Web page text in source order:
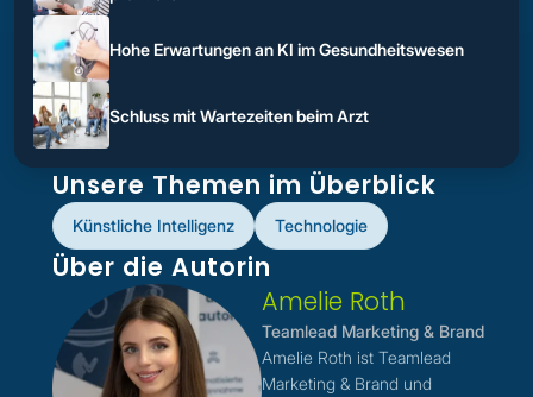
Hohe Erwartungen an KI im Gesundheitswesen
Schluss mit Wartezeiten beim Arzt
Unsere Themen im Überblick
Künstliche Intelligenz Technologie
Über die Autorin
Amelie Roth
Teamlead Marketing & Brand
Amelie Roth ist Teamlead
Marketing & Brand und